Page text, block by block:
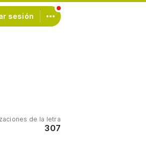
sesión
de la letra
307